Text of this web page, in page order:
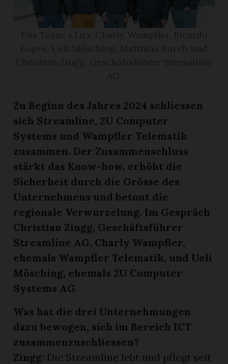
Zu Beginn des Jahres 2024 schliessen
sich Streamline, 2U Computer
Systems und Wampfler Telematik
zusammen. Der Zusammenschluss
stärkt das Know-how, erhöht die
Sicherheit durch die Grösse des
Unternehmens und betont die
regionale Verwurzelung. Im Gespräch
Christian Zingg, Geschäftsführer
Streamline AG, Charly Wampfler,
ehemals Wampfler Telematik, und Ueli
Mösching, ehemals 2U Computer
Systems AG.
Was hat die drei Unternehmungen
dazu bewogen, sich im Bereich ICT
zusammenzuschliessen?
Zingg: Die Streamline lebt und pflegt seit